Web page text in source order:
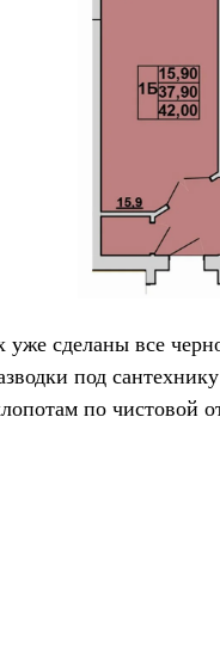
уже сделаны все
под
по чистовой